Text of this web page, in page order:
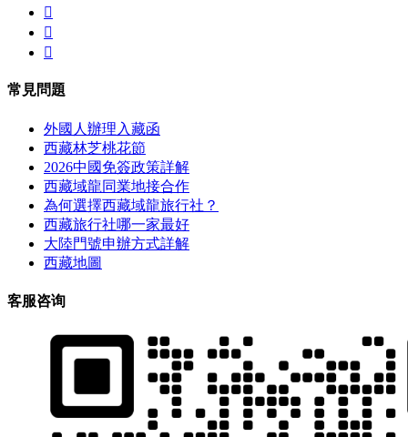



常見問題
外國人辦理入藏函
西藏林芝桃花節
2026中國免簽政策詳解
西藏域龍同業地接合作
為何選擇西藏域龍旅行社？
西藏旅行社哪一家最好
大陸門號申辦方式詳解
西藏地圖
客服咨询